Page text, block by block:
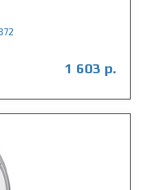
1 603 р.